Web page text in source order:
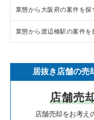
イタリア料理の居抜き売
中華の居抜き売却物件の
寿司の居抜き売却物件
焼肉の居抜き売却物件
東京都下の飲食店の居抜
千葉県の飲食店の居抜き
神奈川県の飲食店の居
大阪府の飲食店の居抜
大阪市北区の飲食店の居
大阪市中央区の飲食店の
堺市北区の飲食店の居
堺市中区の飲食店の居
業態から大阪府の案件を探
大阪府のラーメンの居抜
大阪府のイタリア料理
大阪府の中華の居抜き
業態から渡辺橋駅の案件を
渡辺橋駅のバーの居抜
渡辺橋駅の居酒屋・ダ
居抜き店舗の売
店舗売
店舗売却をお考え